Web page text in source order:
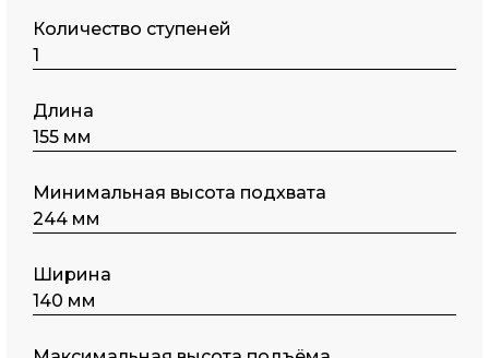
Количество ступеней
1
Длина
155 мм
Минимальная высота подхвата
244 мм
Ширина
140 мм